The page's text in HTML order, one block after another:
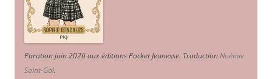
Parution juin 2026 aux éditions Pocket Jeunesse. TraductionNoémie
Saint-Gal.